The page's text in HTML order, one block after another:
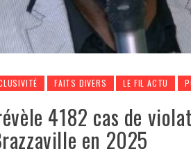
FAITS DIVERS LE FIL ACTU
4182 cas de
en 2025